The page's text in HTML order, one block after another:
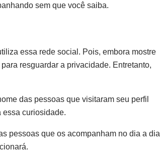
sem que você saiba.
essa rede social. Pois, embora mostre
resguardar a privacidade. Entretanto,
das pessoas que visitaram seu perfil
essa curiosidade.
pessoas que os acompanham no dia a dia